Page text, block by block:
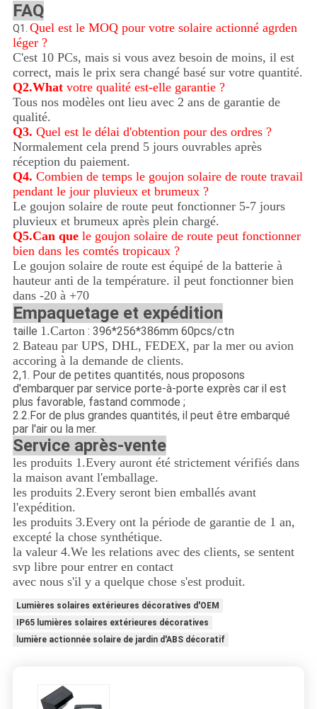
FAQ
Q1. Quel est le MOQ pour votre solaire actionné agrden
léger ?
C'est 10 PCs, mais si vous avez besoin de moins, il est
correct, mais le prix sera changé basé sur votre quantité.
Q2.Whatvotre qualité est-elle garantie ?
Tous nos modèles ont lieu avec 2 ans de garantie de
qualité.
Q3. Quel est le délai d'obtention pour des ordres ?
Normalement cela prend 5 jours ouvrables après
réception du paiement.
Q4. Combien de temps le goujon solaire de route travail
pendant le jour pluvieux et brumeux ?
Le goujon solaire de route peut fonctionner 5-7 jours
pluvieux et brumeux après plein chargé.
Q5.Can quele goujon solaire de route peut fonctionner
bien dans les comtés tropicaux ?
Le goujon solaire de route est équipé de la batterie à
hauteur anti de la température. il peut fonctionner bien
dans -20 à +70
Empaquetage et expédition
taille 1.Carton : 396*256*386mm 60pcs/ctn
2. Bateau par UPS, DHL, FEDEX, par la mer ou avion
accoring à la demande de clients.
2,1. Pour de petites quantités, nous proposons
d'embarquer par service porte-à-porte exprès car il est
plus favorable, fastand commode ;
2.2.For de plus grandes quantités, il peut être embarqué
par l'air ou la mer.
Service après-vente
les produits 1.Every auront été strictement vérifiés dans
la maison avant l'emballage.
les produits 2.Every seront bien emballés avant
l'expédition.
les produits 3.Every ont la période de garantie de 1 an,
excepté la chose synthétique.
la valeur 4.We les relations avec des clients, se sentent
svp libre pour entrer en contact
avec nous s'il y a quelque chose s'est produit.
Lumières solaires extérieures décoratives d'OEM
IP65 lumières solaires extérieures décoratives
lumière actionnée solaire de jardin d'ABS décoratif